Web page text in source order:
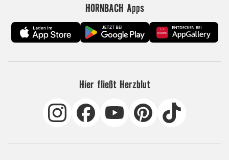
HORNBACH Apps
Hier fließt Herzblut